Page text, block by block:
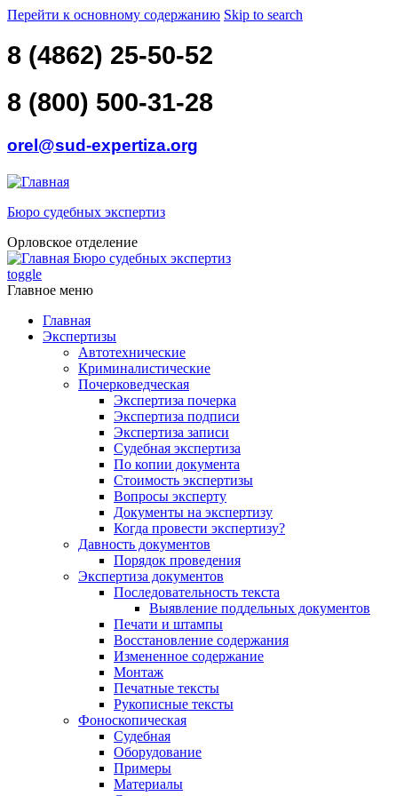
Перейти к основному содержанию Skip to search
8 (4862) 25-50-52
8 (800) 500-31-28
orel@sud-expertiza.org
Бюро судебных экспертиз
Орловское отделение
Бюро судебных экспертиз
toggle
Главное меню
Главная
Экспертизы
Автотехнические
Криминалистические
Почерковедческая
Экспертиза почерка
Экспертиза подписи
Экспертиза записи
Судебная экспертиза
По копии документа
Стоимость экспертизы
Вопросы эксперту
Документы на экспертизу
Когда провести экспертизу?
Давность документов
Порядок проведения
Экспертиза документов
Последовательность текста
Выявление поддельных документов
Печати и штампы
Восстановление содержания
Измененное содержание
Монтаж
Печатные тексты
Рукописные тексты
Фоноскопическая
Судебная
Оборудование
Примеры
Материалы